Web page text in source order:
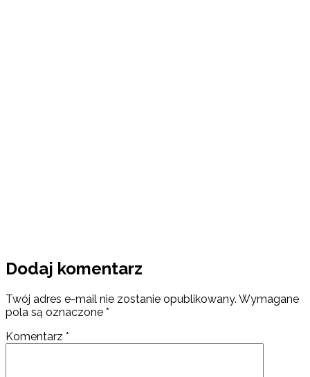
Dodaj komentarz
Twój adres e-mail nie zostanie opublikowany. Wymagane
pola są oznaczone *
Komentarz *